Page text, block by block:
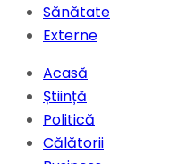
Sănătate
Externe
Acasă
Știință
Politică
Călătorii